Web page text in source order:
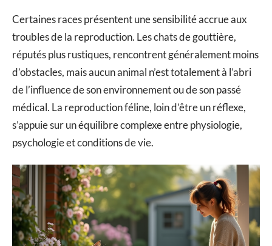
Certaines races présentent une sensibilité accrue aux
troubles de la reproduction. Les chats de gouttière,
réputés plus rustiques, rencontrent généralement moins
d’obstacles, mais aucun animal n’est totalement à l’abri
de l’influence de son environnement ou de son passé
médical. La reproduction féline, loin d’être un réflexe,
s’appuie sur un équilibre complexe entre physiologie,
psychologie et conditions de vie.